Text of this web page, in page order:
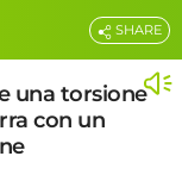
una torsione
con un
SHARE